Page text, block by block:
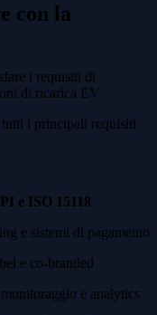
con la
i requisiti di
di ricarica EV.
tutti i principali requisiti
e ISO 15118
e sistemi di pagamento
e co-branded
e analytics